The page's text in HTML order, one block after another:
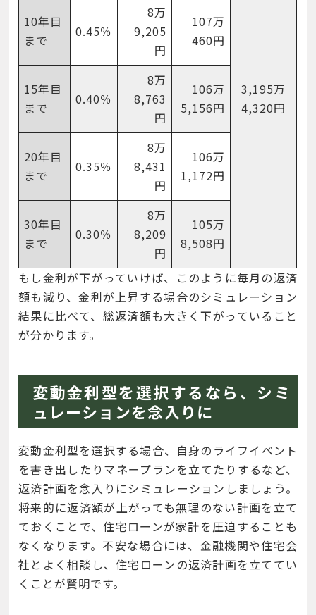
3,195万
4,320円
10年目
まで
0.45％
8万
9,205
円
107万
460円
15年目
まで
0.40％
8万
8,763
円
106万
5,156円
20年目
まで
0.35％
8万
8,431
円
106万
1,172円
30年目
まで
0.30％
8万
8,209
円
105万
8,508円
もし金利が下がっていけば、このように毎月の返済
額も減り、金利が上昇する場合のシミュレーション
結果に比べて、総返済額も大きく下がっていること
が分かります。
変動金利型を選択するなら、シミ
ュレーションを念入りに
変動金利型を選択する場合、自身のライフイベント
を書き出したりマネープランを立てたりするなど、
返済計画を念入りにシミュレーションしましょう。
将来的に返済額が上がっても無理のない計画を立て
ておくことで、住宅ローンが家計を圧迫することも
なくなります。不安な場合には、金融機関や住宅会
社とよく相談し、住宅ローンの返済計画を立ててい
くことが賢明です。